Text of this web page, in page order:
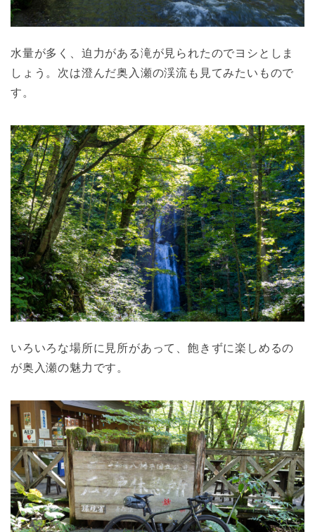
水量が多く、迫力がある滝が見られたのでヨシとしま
しょう。次は澄んだ奥入瀬の渓流も見てみたいもので
す。
いろいろな場所に見所があって、飽きずに楽しめるの
が奥入瀬の魅力です。